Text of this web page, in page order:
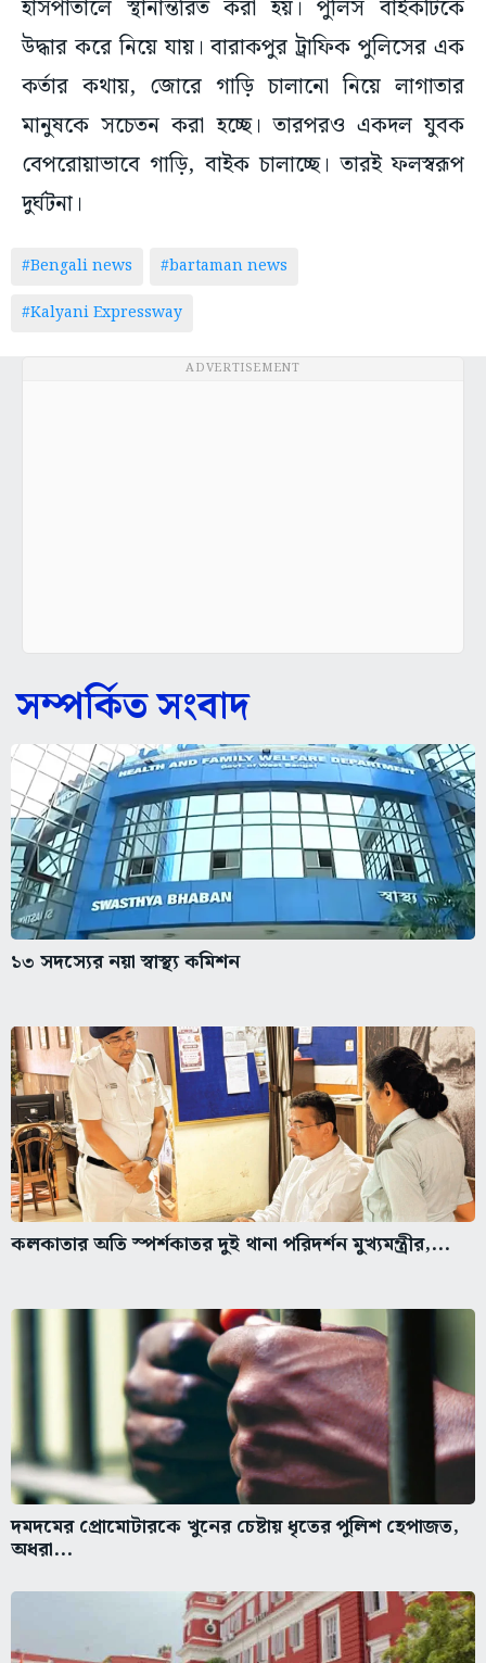
হাসপাতালে স্থানান্তরিত করা হয়। পুলিস বাইকটিকে
উদ্ধার করে নিয়ে যায়। বারাকপুর ট্রাফিক পুলিসের এক
কর্তার কথায়, জোরে গাড়ি চালানো নিয়ে লাগাতার
মানুষকে সচেতন করা হচ্ছে। তারপরও একদল যুবক
বেপরোয়াভাবে গাড়ি, বাইক চালাচ্ছে। তারই ফলস্বরূপ
দুর্ঘটনা।
#Bengali news
#bartaman news
#Kalyani Expressway
ADVERTISEMENT
সম্পর্কিত সংবাদ
১৩ সদস্যের নয়া স্বাস্থ্য কমিশন
কলকাতার অতি স্পর্শকাতর দুই থানা পরিদর্শন মুখ্যমন্ত্রীর,...
দমদমের প্রোমোটারকে খুনের চেষ্টায় ধৃতের পুলিশ হেপাজত,
অধরা...